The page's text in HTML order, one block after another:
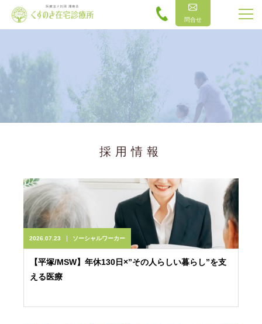
問合せ
採用情報
2026.07.23 ソーシャルワーカー
【平塚/MSW】年休130日×”その人らしい暮らし”を支
える医療